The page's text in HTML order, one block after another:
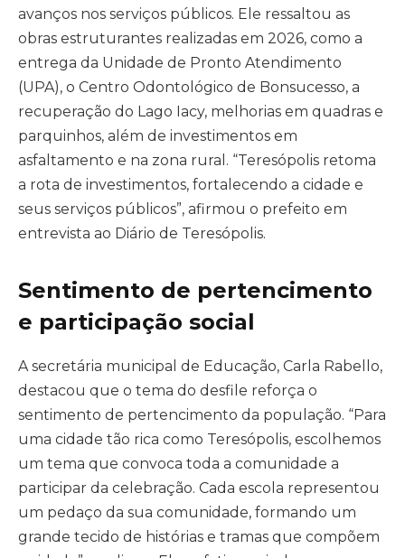
avanços nos serviços públicos. Ele ressaltou as
obras estruturantes realizadas em 2026, como a
entrega da Unidade de Pronto Atendimento
(UPA), o Centro Odontológico de Bonsucesso, a
recuperação do Lago Iacy, melhorias em quadras e
parquinhos, além de investimentos em
asfaltamento e na zona rural. “Teresópolis retoma
a rota de investimentos, fortalecendo a cidade e
seus serviços públicos”, afirmou o prefeito em
entrevista ao Diário de Teresópolis.
Sentimento de pertencimento
e participação social
A secretária municipal de Educação, Carla Rabello,
destacou que o tema do desfile reforça o
sentimento de pertencimento da população. “Para
uma cidade tão rica como Teresópolis, escolhemos
um tema que convoca toda a comunidade a
participar da celebração. Cada escola representou
um pedaço da sua comunidade, formando um
grande tecido de histórias e tramas que compõem